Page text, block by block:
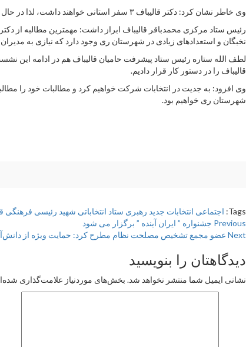
وی خاطر نشان کرد: دکتر قالیباف ۳ سفر استانی خواهند داشت، لذا در حال رایزنی هستیم که همایش رأی اولی‌ها با حضور دکتر قالیباف در شهر ری برگزار شود.
رئیس ستاد مرکزی محمدباقر قالیباف ابراز داشت: مهمترین مطالبه از
نخبگان و استعدادهای زیادی در شهرستان ری وجود دارد که نیازی به مدیران
لطف الله ستاره رئیس ستاد پیشرفت حامیان قالیباف هم در ادامه این
قالیباف را در دستور کار قرار دادیم.
وی افزود: به جدیت در انتخابات شرکت خواهیم کرد و مطالبات خود را
شهرستان ری خواهیم بود.
Tags: اجتماعی انتخابات جدید رهبری ستاد انتخاباتی شهید رئیسی فرهنگی
Post
navigation
Previous جشنواره ” ایران آینده ” برگزار می شود
Next عضو مجمع تشخیص مصلحت نظام مطرح کرد: حمایت ویژه از
دیدگاهتان را بنویسید
نشانی ایمیل شما منتشر نخواهد شد. بخش‌های موردنیاز علامت‌گذاری